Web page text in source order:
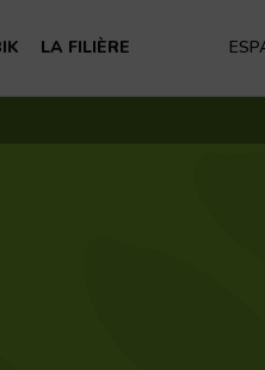
LA FILIÈRE